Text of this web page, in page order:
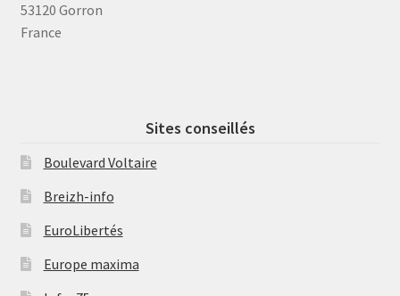
53120 Gorron
France
Sites conseillés
Boulevard Voltaire
Breizh-info
EuroLibertés
Europe maxima